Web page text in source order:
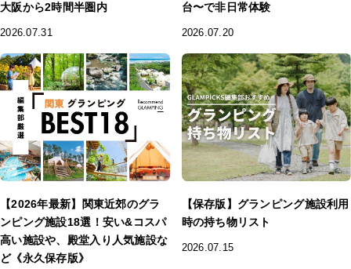
大阪から2時間半圏内
2026.07.31
台〜で非日常体験
2026.07.20
【2026年最新】関東近郊のグラ
ンピング施設18選！安い&コスパ
高い施設や、殿堂入り人気施設な
ど《永久保存版》
【保存版】グランピング施設利用
時の持ち物リスト
2026.07.15